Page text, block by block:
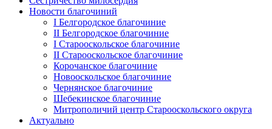
Новости благочиний
I Белгородское благочиние
II Белгородское благочиние
I Старооскольское благочиние
II Старооскольское благочиние
Корочанское благочиние
Новооскольское благочиние
Чернянское благочиние
Шебекинское благочиние
Митрополичий центр Старооскольского округа
Актуально